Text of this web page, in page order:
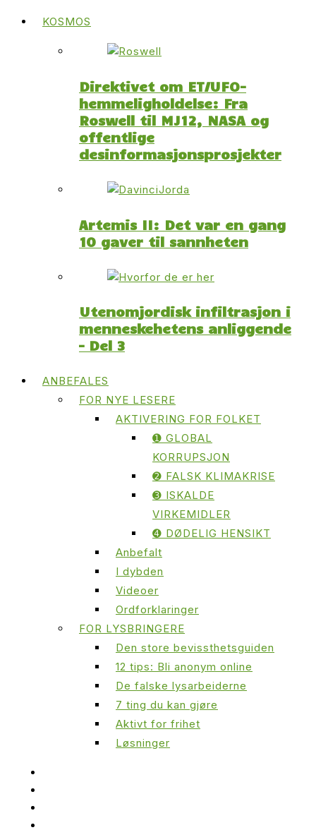
KOSMOS
Direktivet om ET/UFO-
hemmeligholdelse: Fra
Roswell til MJ12, NASA og
offentlige
desinformasjonsprosjekter
Artemis II: Det var en gang
10 gaver til sannheten
Utenomjordisk infiltrasjon i
menneskehetens anliggende
– Del 3
ANBEFALES
FOR NYE LESERE
AKTIVERING FOR FOLKET
➊ GLOBAL
KORRUPSJON
➋ FALSK KLIMAKRISE
➌ ISKALDE
VIRKEMIDLER
➍ DØDELIG HENSIKT
Anbefalt
I dybden
Videoer
Ordforklaringer
FOR LYSBRINGERE
Den store bevissthetsguiden
12 tips: Bli anonym online
De falske lysarbeiderne
7 ting du kan gjøre
Aktivt for frihet
Løsninger